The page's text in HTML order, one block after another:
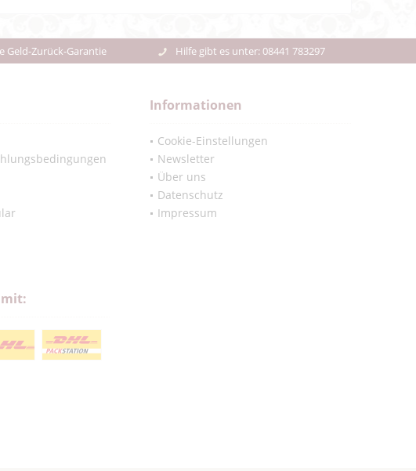
Geld-Zurück-Garantie Hilfe gibt es unter: 08441 783297
Informationen
Cookie-Einstellungen
Newsletter
Über uns
Datenschutz
Impressum